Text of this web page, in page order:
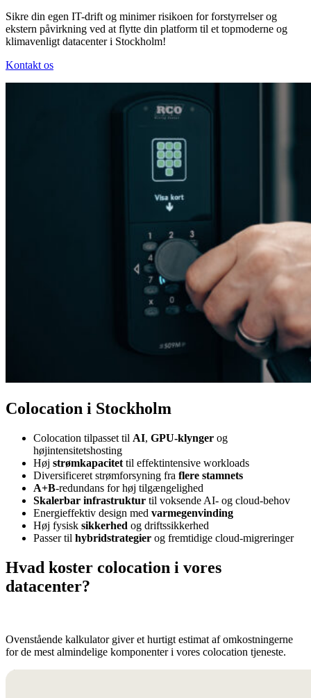
Sikre din egen IT-drift og minimer risikoen for forstyrrelser og
ekstern påvirkning ved at flytte din platform til et topmoderne og
klimavenligt datacenter i Stockholm!
Kontakt os
Colocation i Stockholm
Colocation tilpasset til AI, GPU-klynger og
højintensitetshosting
Høj strømkapacitet til effektintensive workloads
Diversificeret strømforsyning fra flere stamnets
A+B-redundans for høj tilgængelighed
Skalerbar infrastruktur til voksende AI- og cloud-behov
Energieffektiv design med varmegenvinding
Høj fysisk sikkerhed og driftssikkerhed
Passer til hybridstrategier og fremtidige cloud-migreringer
Hvad koster colocation i vores
datacenter?
Ovenstående kalkulator giver et hurtigt estimat af omkostningerne
for de mest almindelige komponenter i vores colocation tjeneste.